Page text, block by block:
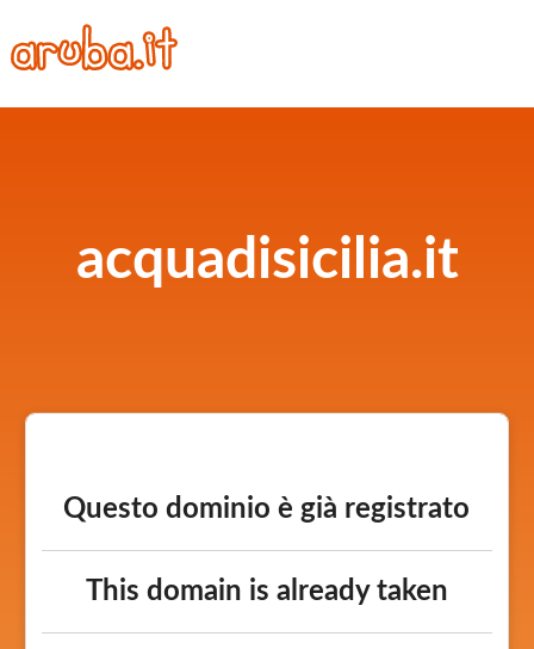
acquadisicilia.it
Questo dominio è già registrato
This domain is already taken